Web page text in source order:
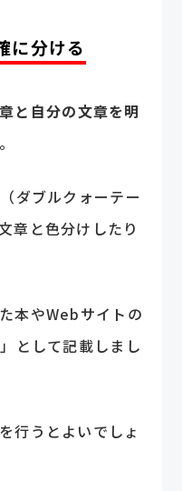
に分ける
と自分の文章を明
。
ダブルクォーテー
章と色分けしたり
本やWebサイトの
として記載しまし
行うとよいでしょ